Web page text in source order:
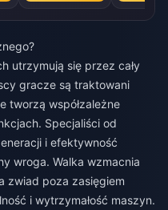
utrzymują się przez cały
gracze są traktowani
tworzą współzależne
Specjaliści od
i efektywność
wroga. Walka wzmacnia
zwiad poza zasięgiem
i wytrzymałość maszyn.